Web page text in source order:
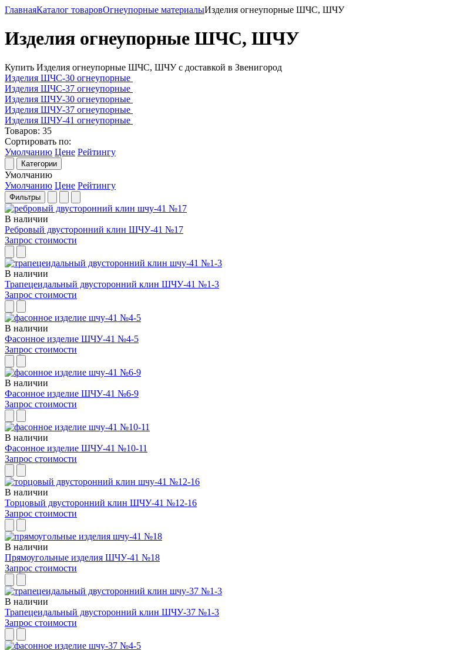
ГлавнаяКаталог товаровОгнеупорные материалыИзделия огнеупорные ШЧС, ШЧУ
Изделия огнеупорные ШЧС, ШЧУ
Купить Изделия огнеупорные ШЧС, ШЧУ с доставкой в Звенигород
Изделия ШЧС-30 огнеупорные
Изделия ШЧС-37 огнеупорные
Изделия ШЧУ-30 огнеупорные
Изделия ШЧУ-37 огнеупорные
Изделия ШЧУ-41 огнеупорные
Товаров: 35
Сортировать по:
Умолчанию Цене Рейтингу
Категории
Умолчанию
Умолчанию Цене Рейтингу
Фильтры
В наличии
Ребровый двусторонний клин ШЧУ-41 №17
Запрос стоимости
В наличии
Трапецеидальный двусторонний клин ШЧУ-41 №1-3
Запрос стоимости
В наличии
Фасонное изделие ШЧУ-41 №4-5
Запрос стоимости
В наличии
Фасонное изделие ШЧУ-41 №6-9
Запрос стоимости
В наличии
Фасонное изделие ШЧУ-41 №10-11
Запрос стоимости
В наличии
Торцовый двусторонний клин ШЧУ-41 №12-16
Запрос стоимости
В наличии
Прямоугольные изделия ШЧУ-41 №18
Запрос стоимости
В наличии
Трапецеидальный двусторонний клин ШЧУ-37 №1-3
Запрос стоимости